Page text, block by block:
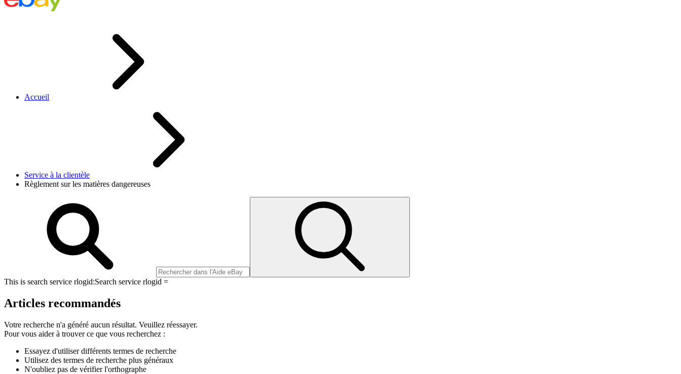
Accueil
Service à la clientèle
Règlement sur les matières dangereuses
This is search service rlogid:Search service rlogid =
Articles recommandés
Votre recherche n'a généré aucun résultat. Veuillez réessayer.
Pour vous aider à trouver ce que vous recherchez :
Essayez d'utiliser différents termes de recherche
Utilisez des termes de recherche plus généraux
N'oubliez pas de vérifier l'orthographe